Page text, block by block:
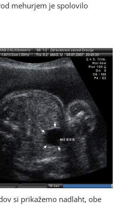
mehurjem je spolovilo
si prikažemo nadlaht, obe